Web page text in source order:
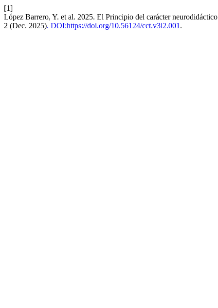
[1]
López Barrero, Y. et al. 2025. El Principio del carácter
2 (Dec. 2025). DOI:https://doi.org/10.56124/cct.v3i2.001 .